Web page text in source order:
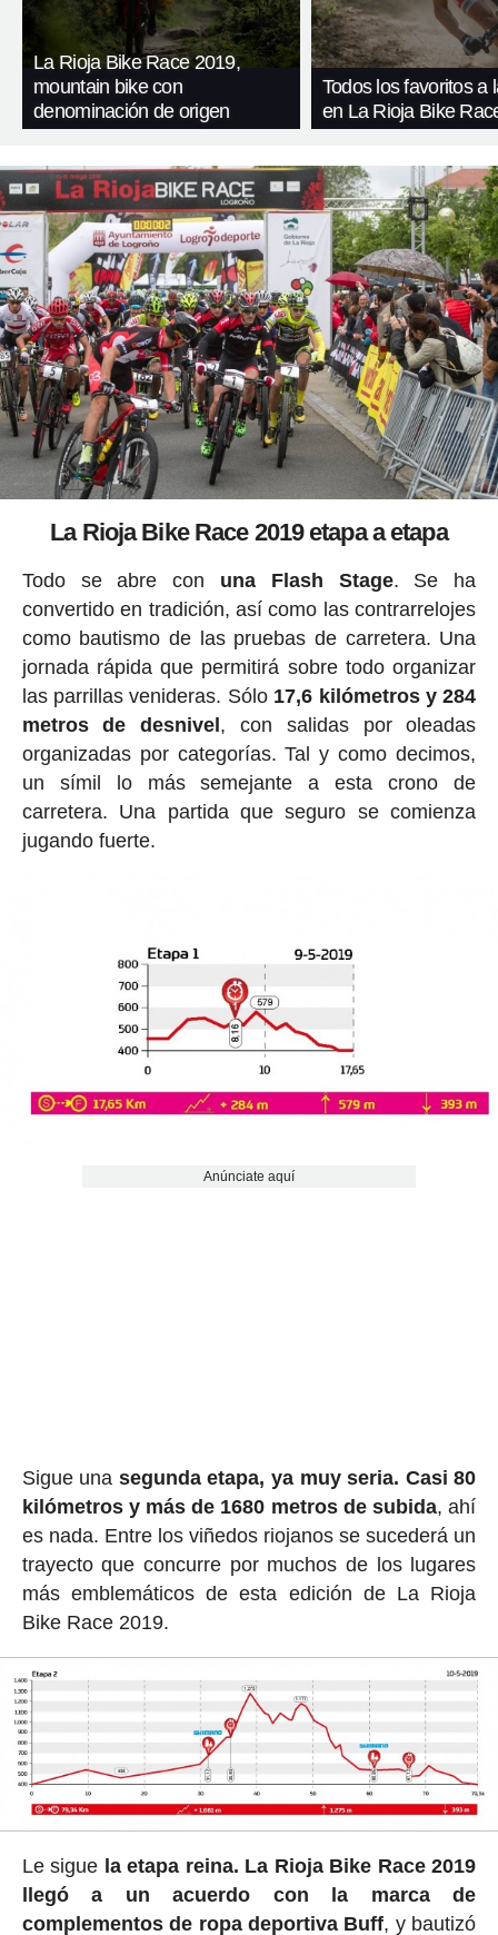
La Rioja Bike Race 2019,
mountain bike con
denominación de origen
Todos los favoritos a
en La Rioja Bike
La Rioja Bike Race 2019 etapa a etapa
Todo se abre con una Flash Stage. Se ha
convertido en tradición, así como las contrarrelojes
como bautismo de las pruebas de carretera. Una
jornada rápida que permitirá sobre todo organizar
las parrillas venideras. Sólo 17,6 kilómetros y 284
metros de desnivel, con salidas por oleadas
organizadas por categorías. Tal y como decimos,
un símil lo más semejante a esta crono de
carretera. Una partida que seguro se comienza
jugando fuerte.
Anúnciate aquí
Sigue una segunda etapa, ya muy seria. Casi 80
kilómetros y más de 1680 metros de subida, ahí
es nada. Entre los viñedos riojanos se sucederá un
trayecto que concurre por muchos de los lugares
más emblemáticos de esta edición de La Rioja
Bike Race 2019.
Le sigue la etapa reina. La Rioja Bike Race 2019
llegó a un acuerdo con la marca de
complementos de ropa deportiva Buff, y bautizó